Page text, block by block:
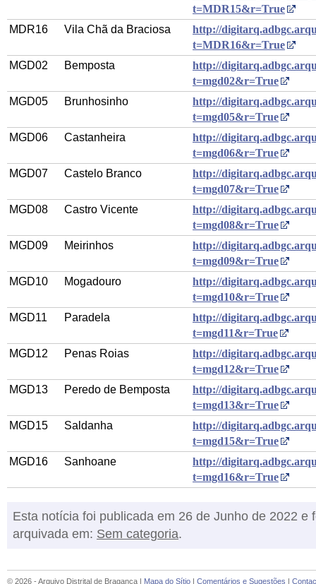
t=MDR15&r=True
MDR16
Vila Chã da Braciosa
http://
t=MDR16&r=True
MGD02
Bemposta
http://
t=mgd02&r=True
MGD05
Brunhosinho
http://
t=mgd05&r=True
MGD06
Castanheira
http://
t=mgd06&r=True
MGD07
Castelo Branco
http://
t=mgd07&r=True
MGD08
Castro Vicente
http://
t=mgd08&r=True
MGD09
Meirinhos
http://
t=mgd09&r=True
MGD10
Mogadouro
http://
t=mgd10&r=True
MGD11
Paradela
http://
t=mgd11&r=True
MGD12
Penas Roias
http://
t=mgd12&r=True
MGD13
Peredo de Bemposta
http://
t=mgd13&r=True
MGD15
Saldanha
http://
t=mgd15&r=True
MGD16
Sanhoane
http://
t=mgd16&r=True
Esta notícia foi publicada em 26 de Junho de 2022 e
arquivada em: Sem categoria.
© 2026 - Arquivo Distrital de Bragança | Mapa do Sítio | Comentários e Sugestões |